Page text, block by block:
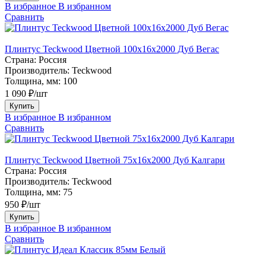
В избранное В избранном
Сравнить
Плинтус Teckwood Цветной 100x16х2000 Дуб Вегас
Страна: Россия
Производитель: Teckwood
Толщина, мм: 100
1 090 ₽/шт
Купить
В избранное В избранном
Сравнить
Плинтус Teckwood Цветной 75х16х2000 Дуб Калгари
Страна: Россия
Производитель: Teckwood
Толщина, мм: 75
950 ₽/шт
Купить
В избранное В избранном
Сравнить